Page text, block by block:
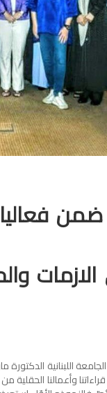
ضمن
اللبنانية الدكتورة
وأعمالنا الحقلية